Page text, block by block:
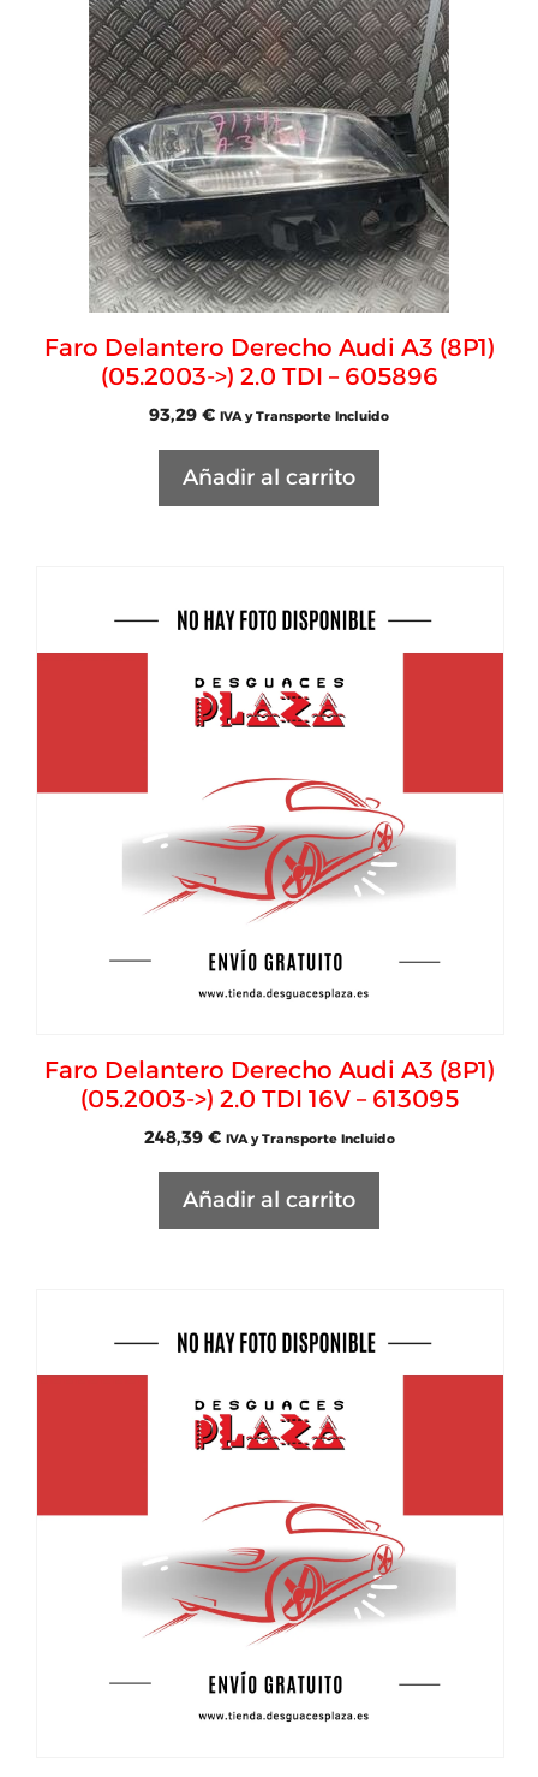
Faro Delantero Derecho Audi A3 (8P1)
(05.2003->) 2.0 TDI – 605896
93,29 € IVA y Transporte Incluido
Añadir al carrito
Faro Delantero Derecho Audi A3 (8P1)
(05.2003->) 2.0 TDI 16V – 613095
248,39 € IVA y Transporte Incluido
Añadir al carrito